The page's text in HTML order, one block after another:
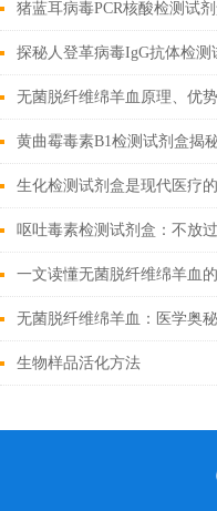
生物样品活化方法